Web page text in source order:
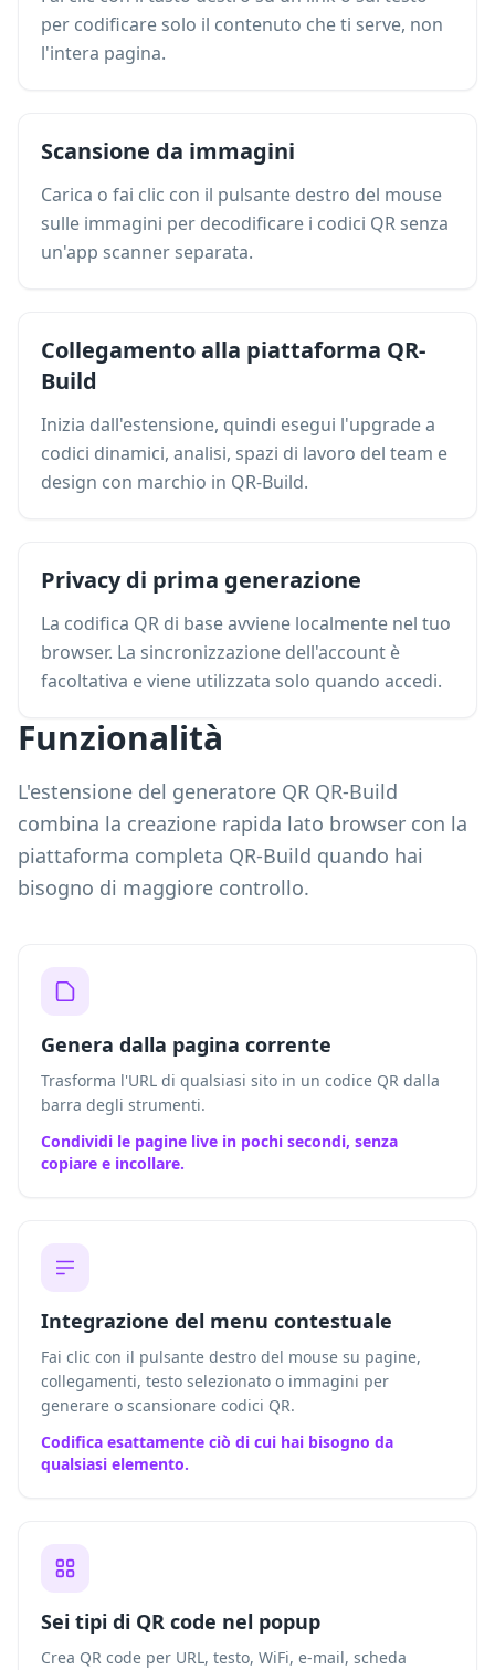
per codificare solo il contenuto che ti serve, non
l'intera pagina.
Scansione da immagini
Carica o fai clic con il pulsante destro del mouse
sulle immagini per decodificare i codici QR senza
un'app scanner separata.
Collegamento alla piattaforma QR-
Build
Inizia dall'estensione, quindi esegui l'upgrade a
codici dinamici, analisi, spazi di lavoro del team e
design con marchio in QR-Build.
Privacy di prima generazione
La codifica QR di base avviene localmente nel tuo
browser. La sincronizzazione dell'account è
facoltativa e viene utilizzata solo quando accedi.
Funzionalità
L'estensione del generatore QR QR-Build
combina la creazione rapida lato browser con la
piattaforma completa QR-Build quando hai
bisogno di maggiore controllo.
Genera dalla pagina corrente
Trasforma l'URL di qualsiasi sito in un codice QR dalla
barra degli strumenti.
Condividi le pagine live in pochi secondi, senza
copiare e incollare.
Integrazione del menu contestuale
Fai clic con il pulsante destro del mouse su pagine,
collegamenti, testo selezionato o immagini per
generare o scansionare codici QR.
Codifica esattamente ciò di cui hai bisogno da
qualsiasi elemento.
Sei tipi di QR code nel popup
Crea QR code per URL, testo, WiFi, e-mail, scheda